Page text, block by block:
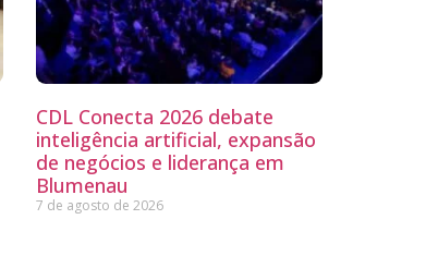
CDL Conecta 2026 debate
inteligência artificial, expansão
de negócios e liderança em
Blumenau
7 de agosto de 2026